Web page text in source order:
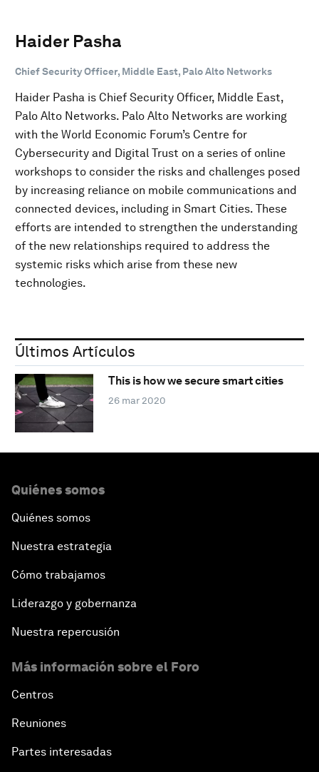
Haider Pasha
Chief Security Officer, Middle East, Palo Alto Networks
Haider Pasha is Chief Security Officer, Middle East,
Palo Alto Networks. Palo Alto Networks are working
with the World Economic Forum’s Centre for
Cybersecurity and Digital Trust on a series of online
workshops to consider the risks and challenges posed
by increasing reliance on mobile communications and
connected devices, including in Smart Cities. These
efforts are intended to strengthen the understanding
of the new relationships required to address the
systemic risks which arise from these new
technologies.
Últimos Artículos
This is how we secure smart cities
26 mar 2020
Quiénes somos
Quiénes somos
Nuestra estrategia
Cómo trabajamos
Liderazgo y gobernanza
Nuestra repercusión
Más información sobre el Foro
Centros
Reuniones
Partes interesadas